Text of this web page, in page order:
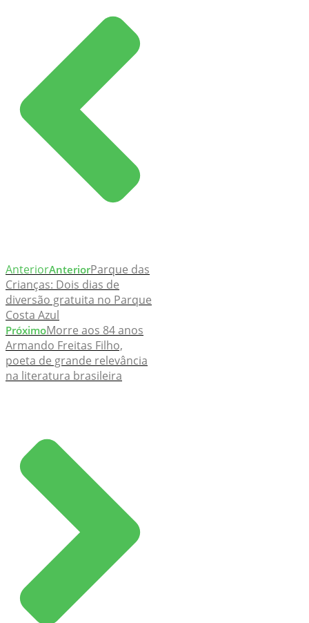
AnteriorAnteriorParque das
Crianças: Dois dias de
diversão gratuita no Parque
Costa Azul
PróximoMorre aos 84 anos
Armando Freitas Filho,
poeta de grande relevância
na literatura brasileira